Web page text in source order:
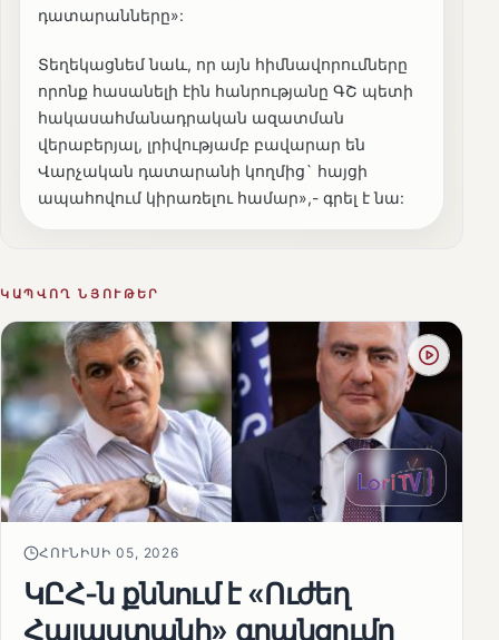
դատարանները»:
Տեղեկացնեմ նաև, որ այն հիմնավորումները
որոնք հասանելի էին հանրությանը ԳՇ պետի
հակասահմանադրական ազատման
վերաբերյալ, լրիվությամբ բավարար են
Վարչական դատարանի կողմից` հայցի
ապահովում կիրառելու համար»,- գրել է նա:
ԿԱՊՎՈՂ ՆՅՈՒԹԵՐ
ՀՈՒՆԻՍԻ 05, 2026
ԿԸՀ-ն քննում է «Ուժեղ
Հայաստանի» գրանցումը